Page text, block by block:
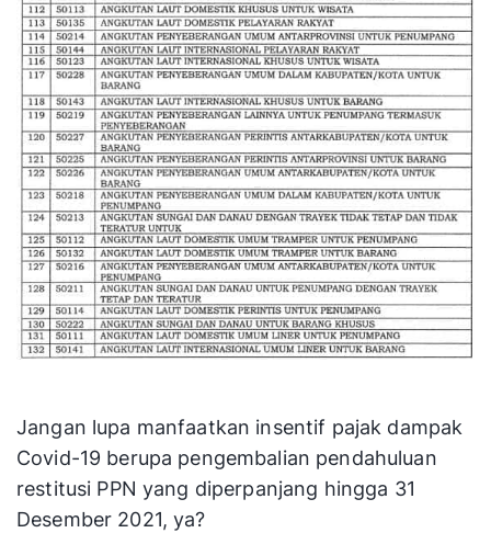
Jangan lupa manfaatkan insentif pajak dampak
Covid-19 berupa pengembalian pendahuluan
restitusi PPN yang diperpanjang hingga 31
Desember 2021, ya?